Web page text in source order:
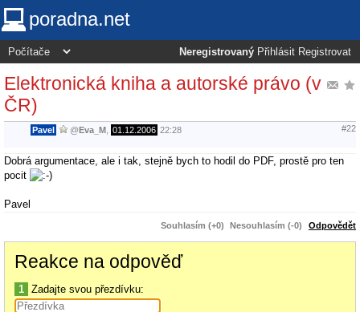
poradna.net
Neregistrovaný Přihlásit Registrovat
Elektronická kniha a autorské právo (v
ČR)
Pavel @Eva_M 01.12.2006 22:28 #22
Dobrá argumentace, ale i tak, stejně bych to hodil do PDF, prostě pro ten
pocit
Pavel
Souhlasím (+0) Nesouhlasím (-0) Odpovědět
Reakce na odpověď
1 Zadajte svou přezdívku: